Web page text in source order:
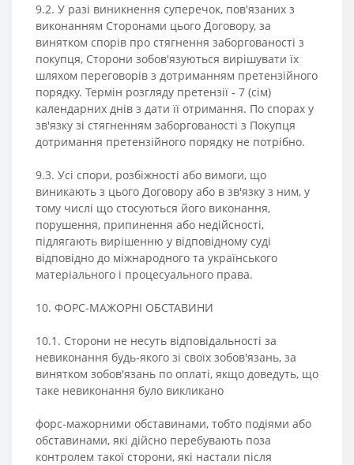
9.2. У разі виникнення суперечок, пов'язаних з
виконанням Сторонами цього Договору, за
винятком спорів про стягнення заборгованості з
покупця, Сторони зобов'язуються вирішувати їх
шляхом переговорів з дотриманням претензійного
порядку. Термін розгляду претензії - 7 (сім)
календарних днів з дати її отримання. По спорах у
зв'язку зі стягненням заборгованості з Покупця
дотримання претензійного порядку не потрібно.
9.3. Усі спори, розбіжності або вимоги, що
виникають з цього Договору або в зв'язку з ним, у
тому числі що стосуються його виконання,
порушення, припинення або недійсності,
підлягають вирішенню у відповідному суді
відповідно до міжнародного та українського
матеріального і процесуального права.
10. ФОРС-МАЖОРНІ ОБСТАВИНИ
10.1. Сторони не несуть відповідальності за
невиконання будь-якого зі своїх зобов'язань, за
винятком зобов'язань по оплаті, якщо доведуть, що
таке невиконання було викликано
форс-мажорними обставинами, тобто подіями або
обставинами, які дійсно перебувають поза
контролем такої сторони, які настали після